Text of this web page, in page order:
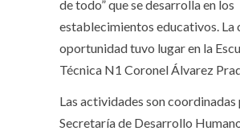
de todo” que se desarrolla en los
establecimientos educativos. La
oportunidad tuvo lugar en la
Técnica N1 Coronel Álvarez
Las actividades son coordinadas
Secretaría de Desarrollo